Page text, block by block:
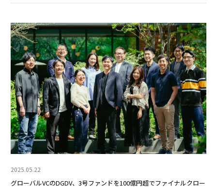
2025.05.22
グローバルVCのDGDV、3号ファンドを100億円超でファイナルクロー